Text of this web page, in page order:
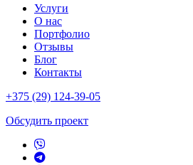
Услуги
О нас
Портфолио
Отзывы
Блог
Контакты
+375 (29) 124-39-05
Обсудить проект